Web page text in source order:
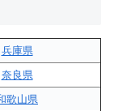
兵庫県
奈良県
歌山県